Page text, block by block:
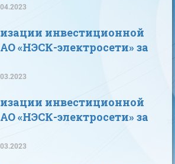
инвестиционной
«НЭСК-электросети» за
инвестиционной
«НЭСК-электросети» за